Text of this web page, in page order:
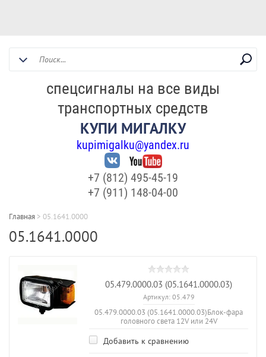
спецсигналы на все виды
транспортных средств
КУПИ МИГАЛКУ
kupimigalku@yandex.ru
+7 (812) 495-45-19
+7 (911) 148-04-00
Главная > 05.1641.0000
05.1641.0000
05.479.0000.03 (05.1641.0000.03)
Артикул:05.479
05.479.0000.03 (05.1641.0000.03)Блок-фара
головного света 12V или 24V
Добавить к сравнению